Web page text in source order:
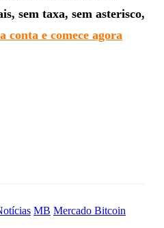
sem taxa, sem asterisco,
conta e comece agora
MB Mercado Bitcoin